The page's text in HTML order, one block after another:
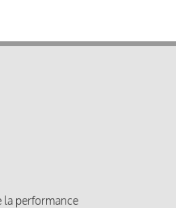
la performance